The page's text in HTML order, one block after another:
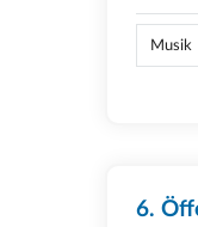
Musik
6.